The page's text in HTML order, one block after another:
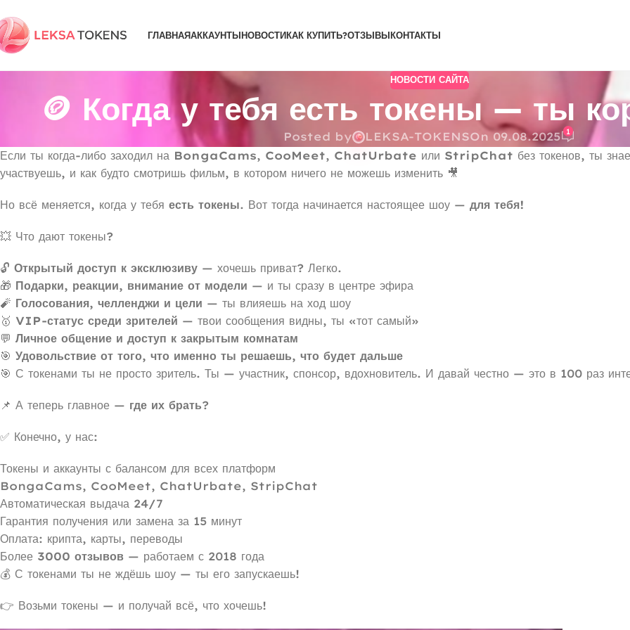
ГЛАВНАЯАККАУНТЫНОВОСТИКАК КУПИТЬ?ОТЗЫВЫКОНТАКТЫ
НОВОСТИ САЙТА
🪙 Когда у тебя есть токены — ты
Posted by LEKSA-TOKENSOn 09.08.2025 1
Если ты когда-либо заходил на BongaCams, CooMeet, ChatUrbate или StripChat без токенов, ты
участвуешь, и как будто смотришь фильм, в котором ничего не можешь изменить 🎥
Но всё меняется, когда у тебя есть токены. Вот тогда начинается настоящее шоу — для тебя!
💥 Что дают токены?
🔓 Открытый доступ к эксклюзиву — хочешь приват? Легко.
🎁 Подарки, реакции, внимание от модели — и ты сразу в центре эфира
🧨 Голосования, челленджи и цели — ты влияешь на ход шоу
🥇 VIP-статус среди зрителей — твои сообщения видны, ты «тот самый»
💬 Личное общение и доступ к закрытым комнатам
🎯 Удовольствие от того, что именно ты решаешь, что будет дальше
🎯 С токенами ты не просто зритель. Ты — участник, спонсор, вдохновитель. И давай честно — это в 100 раз
📌 А теперь главное — где их брать?
✅ Конечно, у нас:
Токены и аккаунты с балансом для всех платформ
BongaCams, CooMeet, ChatUrbate, StripChat
Автоматическая выдача 24/7
Гарантия получения или замена за 15 минут
Оплата: крипта, карты, переводы
Более 3000 отзывов — работаем с 2018 года
💰 С токенами ты не ждёшь шоу — ты его запускаешь!
👉 Возьми токены — и получай всё, что хочешь!